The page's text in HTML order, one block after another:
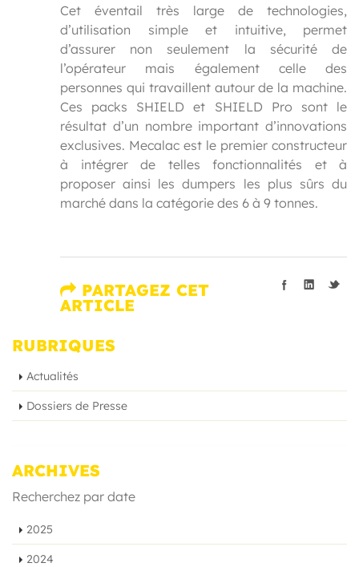
Cet éventail très large de technologies,
d’utilisation simple et intuitive, permet
d’assurer non seulement la sécurité de
l’opérateur mais également celle des
personnes qui travaillent autour de la machine.
Ces packs SHIELD et SHIELD Pro sont le
résultat d’un nombre important d’innovations
exclusives. Mecalac est le premier constructeur
à intégrer de telles fonctionnalités et à
proposer ainsi les dumpers les plus sûrs du
marché dans la catégorie des 6 à 9 tonnes.
PARTAGEZ CET
ARTICLE
RUBRIQUES
Actualités
Dossiers de Presse
ARCHIVES
Recherchez par date
2025
2024